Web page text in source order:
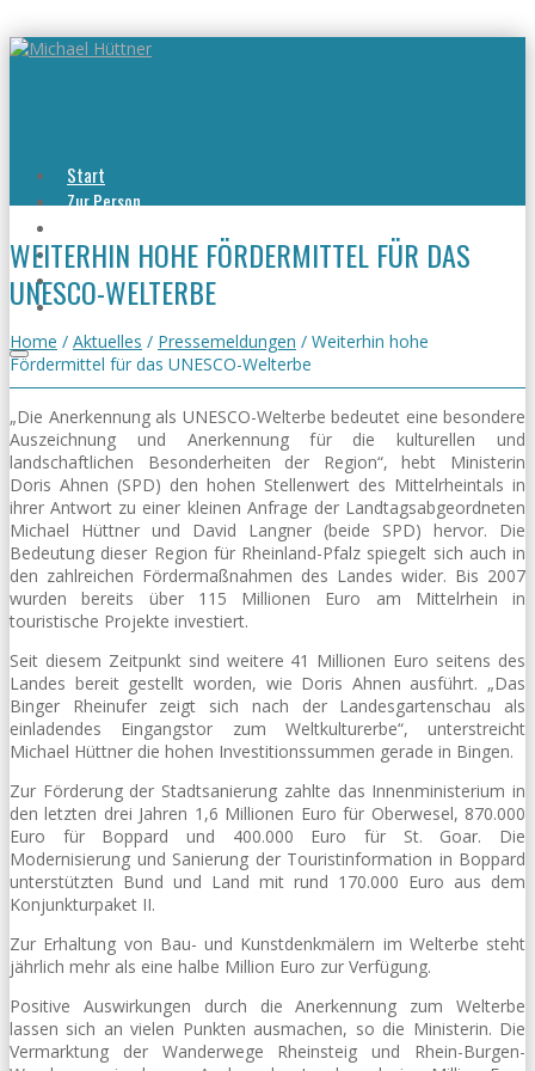
Start
Zur Person
Viel erreicht
Viel zu tun
Kontakt
WEITERHIN HOHE FÖRDERMITTEL FÜR DAS
UNESCO-WELTERBE
Home / Aktuelles / Pressemeldungen / Weiterhin hohe
Fördermittel für das UNESCO-Welterbe
„Die Anerkennung als UNESCO-Welterbe bedeutet eine besondere
Auszeichnung und Anerkennung für die kulturellen und
landschaftlichen Besonderheiten der Region“, hebt Ministerin
Doris Ahnen (SPD) den hohen Stellenwert des Mittelrheintals in
ihrer Antwort zu einer kleinen Anfrage der Landtagsabgeordneten
Michael Hüttner und David Langner (beide SPD) hervor. Die
Bedeutung dieser Region für Rheinland-Pfalz spiegelt sich auch in
den zahlreichen Fördermaßnahmen des Landes wider. Bis 2007
wurden bereits über 115 Millionen Euro am Mittelrhein in
touristische Projekte investiert.
Seit diesem Zeitpunkt sind weitere 41 Millionen Euro seitens des
Landes bereit gestellt worden, wie Doris Ahnen ausführt. „Das
Binger Rheinufer zeigt sich nach der Landesgartenschau als
einladendes Eingangstor zum Weltkulturerbe“, unterstreicht
Michael Hüttner die hohen Investitionssummen gerade in Bingen.
Zur Förderung der Stadtsanierung zahlte das Innenministerium in
den letzten drei Jahren 1,6 Millionen Euro für Oberwesel, 870.000
Euro für Boppard und 400.000 Euro für St. Goar. Die
Modernisierung und Sanierung der Touristinformation in Boppard
unterstützten Bund und Land mit rund 170.000 Euro aus dem
Konjunkturpaket II.
Zur Erhaltung von Bau- und Kunstdenkmälern im Welterbe steht
jährlich mehr als eine halbe Million Euro zur Verfügung.
Positive Auswirkungen durch die Anerkennung zum Welterbe
lassen sich an vielen Punkten ausmachen, so die Ministerin. Die
Vermarktung der Wanderwege Rheinsteig und Rhein-Burgen-